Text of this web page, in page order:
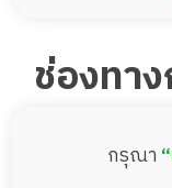
ช่องทา
กรุณา